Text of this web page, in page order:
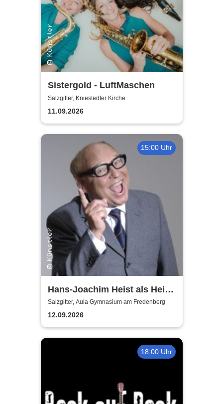
Sistergold - LuftMaschen
Salzgitter, Kniestedter Kirche
11.09.2026
15:00 Uhr
Hans-Joachim Heist als Heinz
Erhard - Noch'n Gedicht
Salzgitter, Aula Gymnasium am Fredenberg
12.09.2026
18:00 Uhr